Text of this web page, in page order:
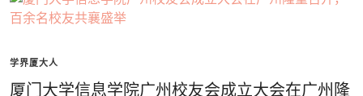
学界厦大人
厦门大学信息学院广州校友会成立大会在广州隆